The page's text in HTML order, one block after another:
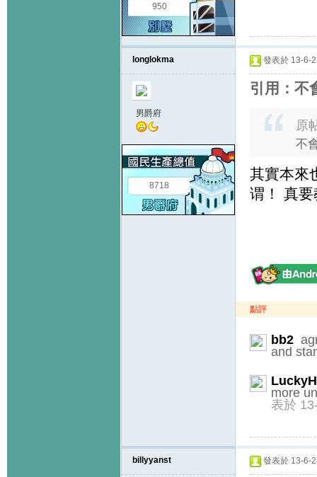
950
longlokma
男爵府
8718
發表於 13-6-
引用：不
原
不
其實本來
谓！ 真
點評
bb2
and
more
表於
billyyanst 發表於 13-6-